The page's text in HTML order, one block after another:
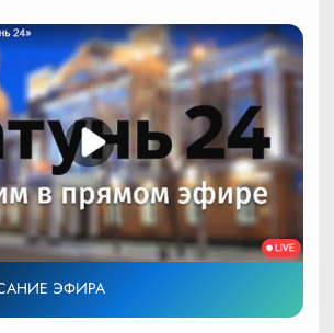
ЭФИРА